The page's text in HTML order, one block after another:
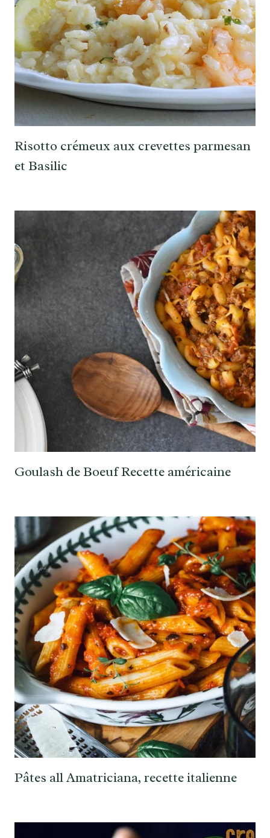
Risotto crémeux aux crevettes parmesan
et Basilic
Goulash de Boeuf Recette américaine
Pâtes all Amatriciana, recette italienne